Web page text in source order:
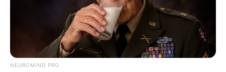
di industri hiburan. Dengan bakat dan talenta yang dimilikinya, ia
mampu membuktikan dirinya tak habis digerus zaman.
AKTOR IBNU JAMIL PRESENTER SELEBRITI INDONESIA
NEUROMIND PRO